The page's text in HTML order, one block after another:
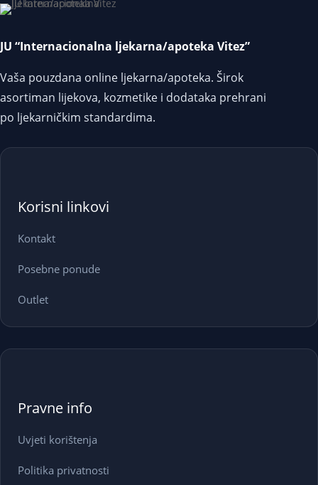
JU “Internacionalna ljekarna/apoteka Vitez”
Vaša pouzdana online ljekarna/apoteka. Širok
asortiman lijekova, kozmetike i dodataka prehrani
po ljekarničkim standardima.
Korisni linkovi
Kontakt
Posebne ponude
Outlet
Pravne info
Uvjeti korištenja
Politika privatnosti